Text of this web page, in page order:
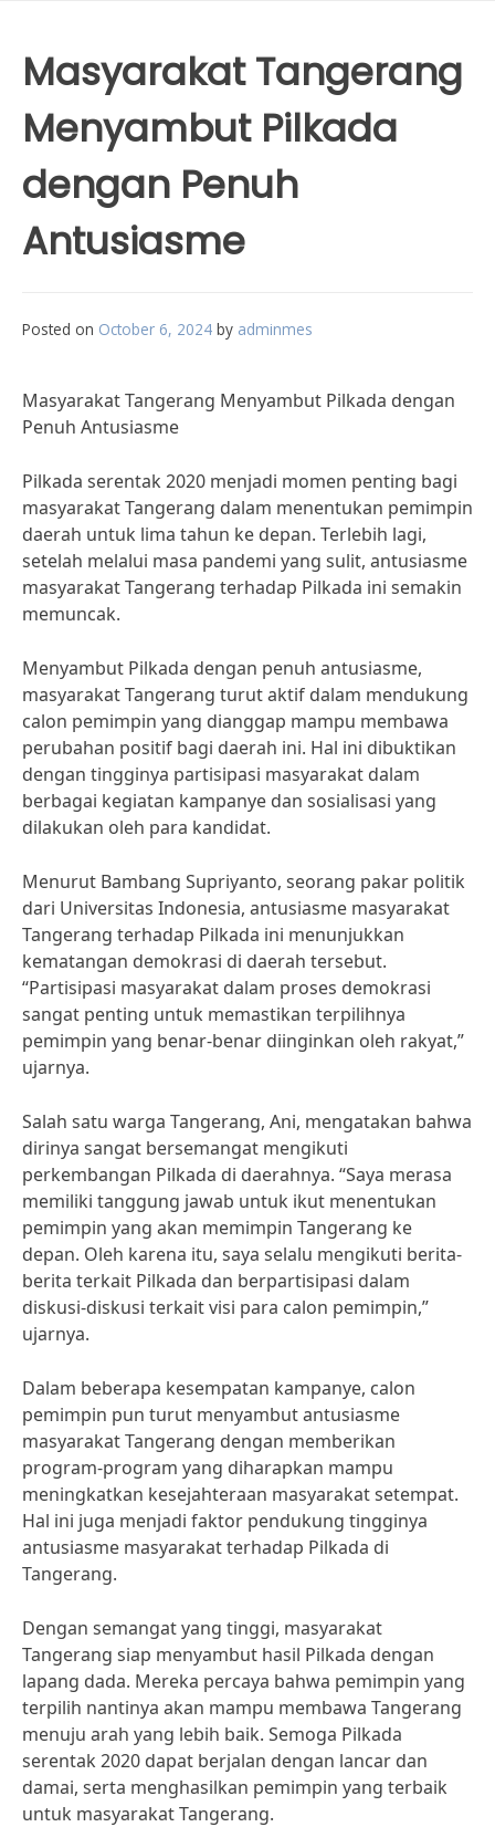
Masyarakat Tangerang
Menyambut Pilkada
dengan Penuh
Antusiasme
Posted on October 6, 2024 by adminmes
Masyarakat Tangerang Menyambut Pilkada dengan
Penuh Antusiasme
Pilkada serentak 2020 menjadi momen penting bagi
masyarakat Tangerang dalam menentukan pemimpin
daerah untuk lima tahun ke depan. Terlebih lagi,
setelah melalui masa pandemi yang sulit, antusiasme
masyarakat Tangerang terhadap Pilkada ini semakin
memuncak.
Menyambut Pilkada dengan penuh antusiasme,
masyarakat Tangerang turut aktif dalam mendukung
calon pemimpin yang dianggap mampu membawa
perubahan positif bagi daerah ini. Hal ini dibuktikan
dengan tingginya partisipasi masyarakat dalam
berbagai kegiatan kampanye dan sosialisasi yang
dilakukan oleh para kandidat.
Menurut Bambang Supriyanto, seorang pakar politik
dari Universitas Indonesia, antusiasme masyarakat
Tangerang terhadap Pilkada ini menunjukkan
kematangan demokrasi di daerah tersebut.
“Partisipasi masyarakat dalam proses demokrasi
sangat penting untuk memastikan terpilihnya
pemimpin yang benar-benar diinginkan oleh rakyat,”
ujarnya.
Salah satu warga Tangerang, Ani, mengatakan bahwa
dirinya sangat bersemangat mengikuti
perkembangan Pilkada di daerahnya. “Saya merasa
memiliki tanggung jawab untuk ikut menentukan
pemimpin yang akan memimpin Tangerang ke
depan. Oleh karena itu, saya selalu mengikuti berita-
berita terkait Pilkada dan berpartisipasi dalam
diskusi-diskusi terkait visi para calon pemimpin,”
ujarnya.
Dalam beberapa kesempatan kampanye, calon
pemimpin pun turut menyambut antusiasme
masyarakat Tangerang dengan memberikan
program-program yang diharapkan mampu
meningkatkan kesejahteraan masyarakat setempat.
Hal ini juga menjadi faktor pendukung tingginya
antusiasme masyarakat terhadap Pilkada di
Tangerang.
Dengan semangat yang tinggi, masyarakat
Tangerang siap menyambut hasil Pilkada dengan
lapang dada. Mereka percaya bahwa pemimpin yang
terpilih nantinya akan mampu membawa Tangerang
menuju arah yang lebih baik. Semoga Pilkada
serentak 2020 dapat berjalan dengan lancar dan
damai, serta menghasilkan pemimpin yang terbaik
untuk masyarakat Tangerang.